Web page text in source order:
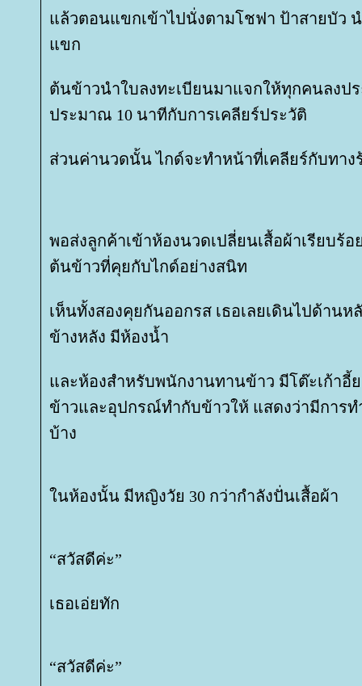
ล้วตอนแขกเข้าไปนั่งตามโชฟา ป้าสายบัว
ขก
ต้นข้าวนำใบลงทะเบียนมาแจกให้ทุกคนลงปร
ประมาณ 10 นาทีกับการเคลียร์ประวัติ
ส่วนค่านวดนั้น ไกด์จะทำหน้าที่เคลียร์กับทาง
พอส่งลูกค้าเข้าห้องนวดเปลี่ยนเสื้อผ้าเรียบร้
ต้นข้าวที่คุยกับไกด์อย่างสนิท
เห็นทั้งสองคุยกันออกรส เธอเลยเดินไปด้าน
ข้างหลัง มีห้องน้ำ
ละห้องสำหรับพนักงานทานข้าว มีโต๊ะเก้าอี้
ข้าวและอุปกรณ์ทำกับข้าวให้ แสดงว่ามีการท
บ้าง
นห้องนั้น มีหญิงวัย 30 กว่ากำลังปั่นเสื้อผ้า
“สวัสดีค่ะ”
เธอเอ่ยทัก
“สวัสดีค่ะ”